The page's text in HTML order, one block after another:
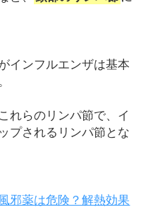
インフルエンザは基本
れらのリンパ節で、イ
プされるリンパ節とな
邪薬は危険？解熱効果